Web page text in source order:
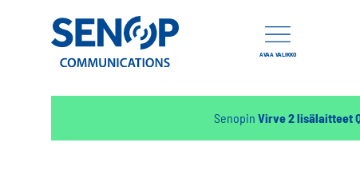
AVAA VALIKKO
Senopin Virve 2 lisälaitteet